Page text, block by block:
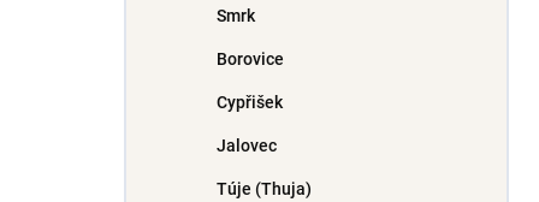
Smrk
Borovice
Cypřišek
Jalovec
Túje (Thuja)